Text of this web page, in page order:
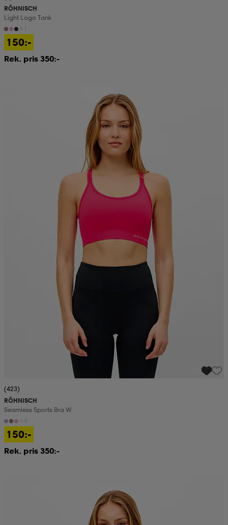
RÖHNISCH
Light Logo Tank
150:-
Rek. pris 350:-
(423)
RÖHNISCH
Seamless Sports Bra W
150:-
Rek. pris 350:-